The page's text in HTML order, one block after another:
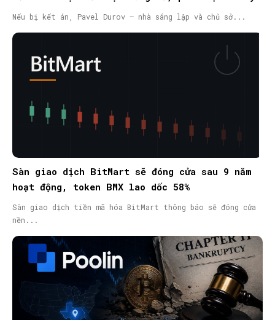
nã quốc tế
Nếu bị kết án, Pavel Durov – nhà sáng lập và chủ sở...
Sàn giao dịch BitMart sẽ đóng cửa sau 9 năm
hoạt động, token BMX lao dốc 58%
Sàn giao dịch tiền mã hóa BitMart thông báo sẽ đóng cửa
nền...